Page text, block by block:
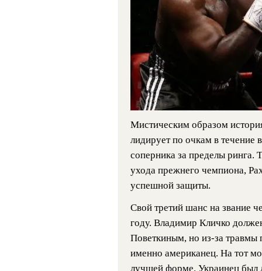
Мистическим образом
лидирует по очкам в течение
соперника за пределы ринга.
ухода прежнего чемпиона,
успешной защиты.
Свой третий шанс на звание
году. Владимир Кличко
Поветкиным, но из-за травмы
именно американец. На тот
лучшей форме. Украинец был